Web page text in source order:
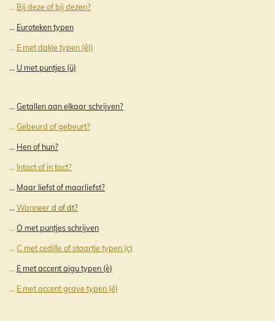
... Bij deze of bij dezen?
... Euroteken typen
... E met dakje typen (ê))
... U met puntjes (ü)
... Getallen aan elkaar schrijven?
... Gebeurd of gebeurt?
... Hen of hun?
... Intact of in tact?
... Maar liefst of maarliefst?
... Wanneerd of dt?
... O met puntjes schrijven
... C met cedille of staartje typen (ç)
... E met accent aigu typen (è)
... E met accent grave typen (é)